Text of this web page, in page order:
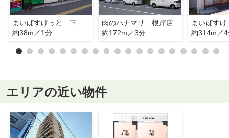
まいばすけっと 下谷３丁目店
約38m／1分
肉のハナマサ 根岸店
約172m／3分
約314m／
エリアの近い物件